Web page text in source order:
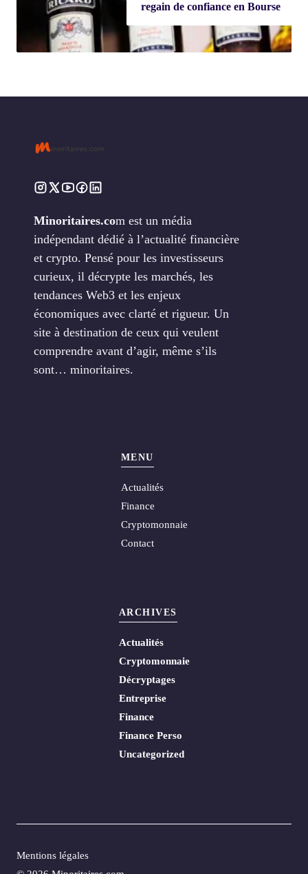
regain de confiance en Bourse
Minoritaires.com est un média
indépendant dédié à l’actualité financière
et crypto. Pensé pour les investisseurs
curieux, il décrypte les marchés, les
tendances Web3 et les enjeux
économiques avec clarté et rigueur. Un
site à destination de ceux qui veulent
comprendre avant d’agir, même s’ils
sont… minoritaires.
MENU
Actualités
Finance
Cryptomonnaie
Contact
ARCHIVES
Actualités
Cryptomonnaie
Décryptages
Entreprise
Finance
Finance Perso
Uncategorized
Mentions légales